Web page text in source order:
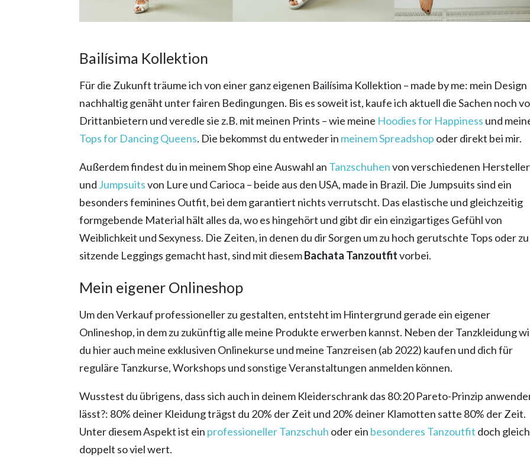
Bailísima Kollektion
Für die Zukunft träume ich von einer ganz eigenen Bailísima Kollektion – made by me: mein Design
nachhaltig genäht unter fairen Bedingungen. Bis es soweit ist, kaufe ich aktuell die Sachen noch
Drittanbietern und veredle sie z.B. mit meinen Prints – wie meine Hoodies for Happiness und
Tops for Dancing Queens. Die bekommst du entweder in meinem Spreadshop oder direkt bei mir.
Außerdem findest du in meinem Shop eine Auswahl an Tanzschuhenvon verschiedenen
und Jumpsuitsvon Lure und Carioca – beide aus den USA, made in Brazil. Die Jumpsuits sind ein
besonders feminines Outfit, bei dem garantiert nichts verrutscht. Das elastische und gleichzeitig
formgebende Material hält alles da, wo es hingehört und gibt dir ein einzigartiges Gefühl von
Weiblichkeit und Sexyness. Die Zeiten, in denen du dir Sorgen um zu hoch gerutschte Tops oder
sitzende Leggings gemacht hast, sind mit diesemBachata Tanzoutfitvorbei.
Mein eigener Onlineshop
Um den Verkauf professioneller zu gestalten, entsteht im Hintergrund gerade ein eigener
Onlineshop, in dem zu zukünftig alle meine Produkte erwerben kannst. Neben der Tanzkleidung
du hier auch meine exklusiven Onlinekurse und meine Tanzreisen (ab 2022) kaufen und dich für
reguläre Tanzkurse, Workshops und sonstige Veranstaltungen anmelden können.
Wusstest du übrigens, dass sich auch in deinem Kleiderschrank das 80:20 Pareto-Prinzip
lässt?: 80% deiner Kleidung trägst du 20% der Zeit und 20% deiner Klamotten satte 80% der Zeit.
Unter diesem Aspekt ist ein professioneller Tanzschuh oder ein besonderes Tanzoutfit doch gleich
doppelt so viel wert.